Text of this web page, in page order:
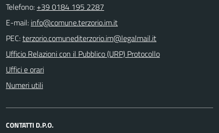
Telefono: +39 0184 195 2287
E-mail:
PEC:
Ufficio Relazioni con il Pubblico (URP) Protocollo
Uffici e orari
Numeri utili
CONTATTI D.P.O.